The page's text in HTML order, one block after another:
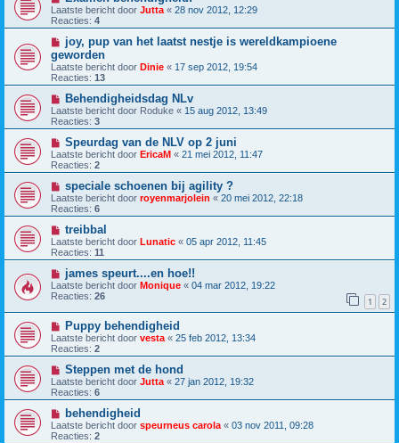
Laatste bericht door Jutta « 28 nov 2012, 12:29
Reacties: 4
joy, pup van het laatst nestje is wereldkampioene
geworden
Laatste bericht door Dinie « 17 sep 2012, 19:54
Reacties: 13
Behendigheidsdag NLv
Laatste bericht door Roduke « 15 aug 2012, 13:49
Reacties: 3
Speurdag van de NLV op 2 juni
Laatste bericht door EricaM « 21 mei 2012, 11:47
Reacties: 2
speciale schoenen bij agility ?
Laatste bericht door royenmarjolein « 20 mei 2012, 22:18
Reacties: 6
treibbal
Laatste bericht door Lunatic « 05 apr 2012, 11:45
Reacties: 11
james speurt....en hoe!!
Laatste bericht door Monique « 04 mar 2012, 19:22
Reacties: 26 1 2
Puppy behendigheid
Laatste bericht door vesta « 25 feb 2012, 13:34
Reacties: 2
Steppen met de hond
Laatste bericht door Jutta « 27 jan 2012, 19:32
Reacties: 6
behendigheid
Laatste bericht door speurneus carola « 03 nov 2011, 09:28
Reacties: 2